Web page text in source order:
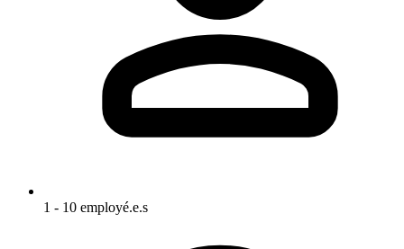
1 - 10 employé.e.s